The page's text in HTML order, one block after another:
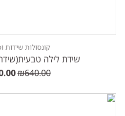
קונסולות שידות
שידת לילה
₪640.00